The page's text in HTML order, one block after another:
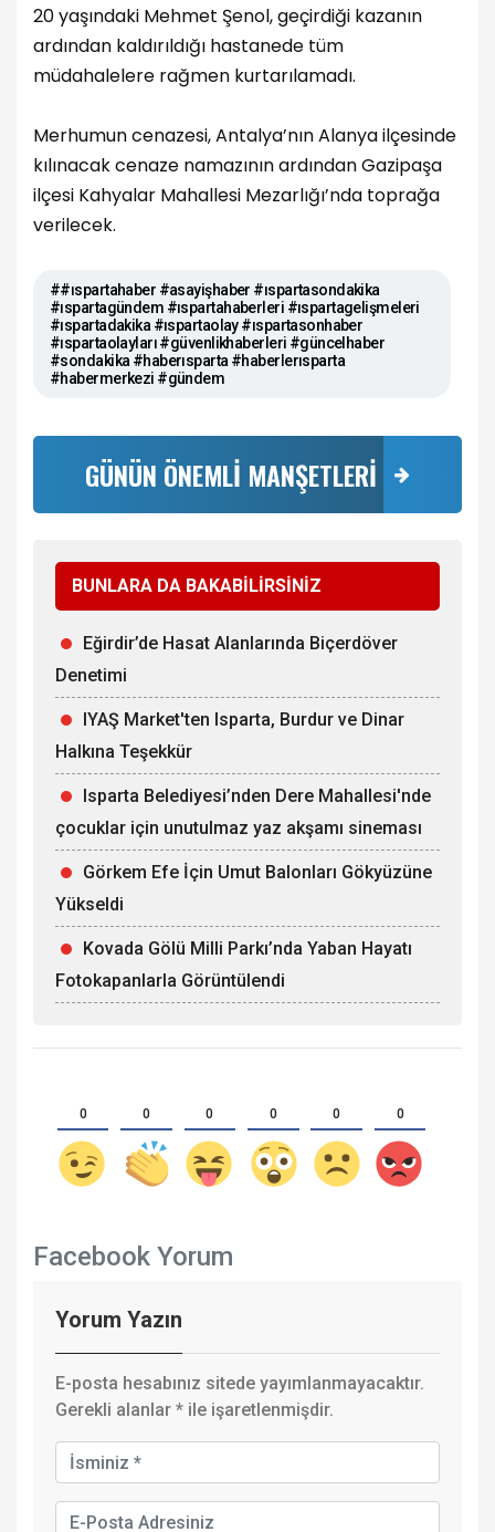
20 yaşındaki Mehmet Şenol, geçirdiği kazanın
ardından kaldırıldığı hastanede tüm
müdahalelere rağmen kurtarılamadı.
Merhumun cenazesi, Antalya’nın Alanya ilçesinde
kılınacak cenaze namazının ardından Gazipaşa
ilçesi Kahyalar Mahallesi Mezarlığı’nda toprağa
verilecek.
##ıspartahaber #asayişhaber #ıspartasondakika
#ıspartagündem #ıspartahaberleri #ıspartagelişmeleri
#ıspartadakika #ıspartaolay #ıspartasonhaber
#ıspartaolayları #güvenlikhaberleri #güncelhaber
#sondakika #haberısparta #haberlerısparta
#habermerkezi #gündem
GÜNÜN ÖNEMLİ MANŞETLERİ
BUNLARA DA BAKABİLİRSİNİZ
Eğirdir’de Hasat Alanlarında Biçerdöver
Denetimi
IYAŞ Market'ten Isparta, Burdur ve Dinar
Halkına Teşekkür
Isparta Belediyesi’nden Dere Mahallesi'nde
çocuklar için unutulmaz yaz akşamı sineması
Görkem Efe İçin Umut Balonları Gökyüzüne
Yükseldi
Kovada Gölü Milli Parkı’nda Yaban Hayatı
Fotokapanlarla Görüntülendi
0 0 0 0 0 0
Facebook Yorum
Yorum Yazın
E-posta hesabınız sitede yayımlanmayacaktır.
Gerekli alanlar * ile işaretlenmişdir.